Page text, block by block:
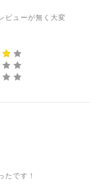
ビューが無く大変
たです！